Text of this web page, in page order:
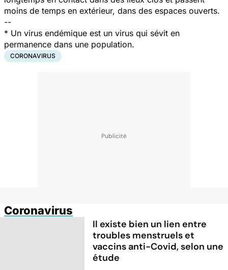
moins de temps en extérieur, dans des espaces ouverts.
--
* Un virus endémique est un virus qui sévit en
permanence dans une population.
CORONAVIRUS
Coronavirus
Il existe bien un lien entre
troubles menstruels et
vaccins anti-Covid, selon une
étude